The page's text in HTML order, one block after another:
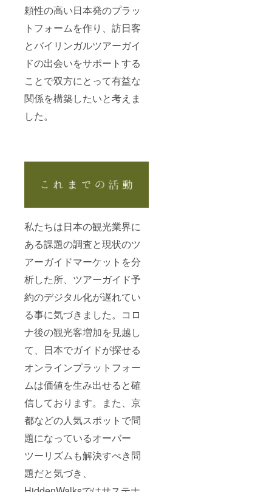
頼性の高い日本発のプラッ
トフォームを作り、訪日客
とバイリンガルツアーガイ
ドの出会いをサポートする
ことで双方にとって有益な
関係を構築したいと考えま
した。
私たちは日本の観光業界に
ある課題の調査と現状のツ
アーガイドマーケットを分
析した所、ツアーガイド予
約のデジタル化が遅れてい
る事に気づきました。コロ
ナ後の観光客増加を見越し
て、日本でガイドが探せる
オンラインプラットフォー
ムは価値を生み出せると確
信しております。また、京
都などの人気スポットで問
題になっているオーバー
ツーリズムも解決すべき問
題だと気づき、